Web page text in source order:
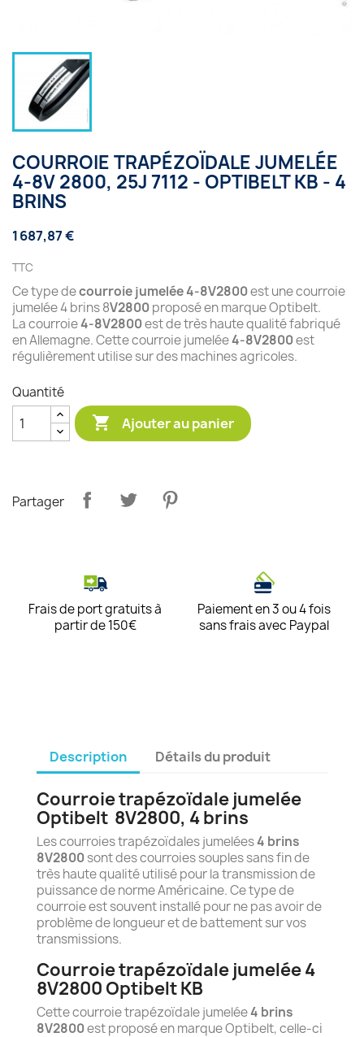
COURROIE TRAPÉZOÏDALE JUMELÉE
4-8V 2800, 25J 7112 - OPTIBELT KB - 4
BRINS
1 687,87 €
TTC
Ce type decourroie jumelée 4-8V2800est une courroie
jumelée 4 brins 8V2800proposé en marque Optibelt.
La courroie4-8V2800est de très haute qualité fabriqué
en Allemagne. Cette courroie jumelée4-8V2800est
régulièrement utilise sur des machines agricoles.
Quantité
 Ajouter au panier
Partager
Frais de port gratuits à
partir de 150€
Paiement en 3 ou 4 fois
sans frais avec Paypal
Description Détails du produit
Courroie trapézoïdale jumelée
Optibelt 8V2800, 4 brins
Les courroies trapézoïdales jumelées4 brins
8V2800sont des courroies souples sans fin de
très haute qualité utilisé pour la transmission de
puissance de norme Américaine. Ce type de
courroie est souvent installé pour ne pas avoir de
problème de longueur et de battement sur vos
transmissions.
Courroie trapézoïdale jumelée 4
8V2800 Optibelt KB
Cette courroie trapézoïdale jumelée4 brins
8V2800est proposé en marque Optibelt, celle-ci